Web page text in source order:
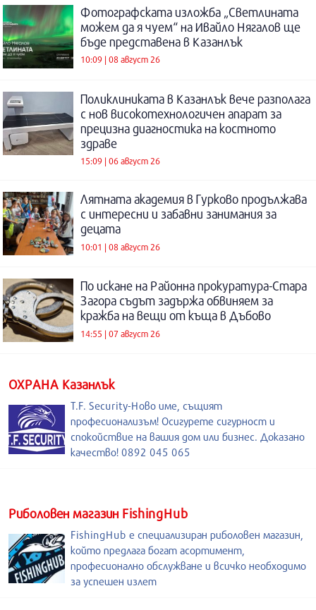
Фотографската изложба „Светлината
можем да я чуем“ на Ивайло Нягалов ще
бъде представена в Казанлък
10:09 | 08 август 26
Поликлиниката в Казанлък вече разполага
с нов високотехнологичен апарат за
прецизна диагностика на костното
здраве
15:09 | 06 август 26
Лятната академия в Гурково продължава
с интересни и забавни занимания за
децата
10:01 | 08 август 26
По искане на Районна прокуратура-Стара
Загора съдът задържа обвиняем за
кражба на вещи от къща в Дъбово
14:55 | 07 август 26
ОХРАНА Казанлък
T.F. Security-Ново име, същият
професионализъм! Осигурете сигурност и
спокойствие на вашия дом или бизнес. Доказано
качество! 0892 045 065
Риболовен магазин FishingHub
FishingHub е специализиран риболовен магазин,
който предлага богат асортимент,
професионално обслужване и всичко необходимо
за успешен излет